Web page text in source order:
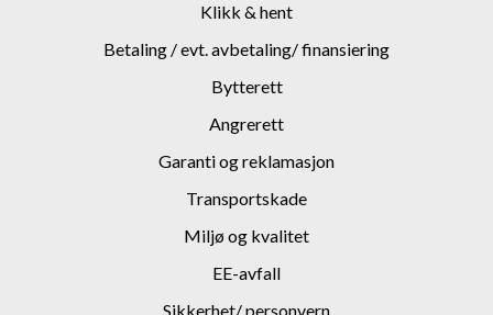
Klikk & hent
Betaling / evt. avbetaling/ finansiering
Bytterett
Angrerett
Garanti og reklamasjon
Transportskade
Miljø og kvalitet
EE-avfall
Sikkerhet/ personvern